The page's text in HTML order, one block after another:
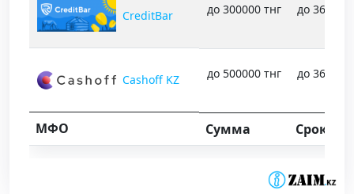
CreditBar до 300000 тнг до 365
Cashoff KZ до 500000 тнг до 365
МФО Сумма Срок